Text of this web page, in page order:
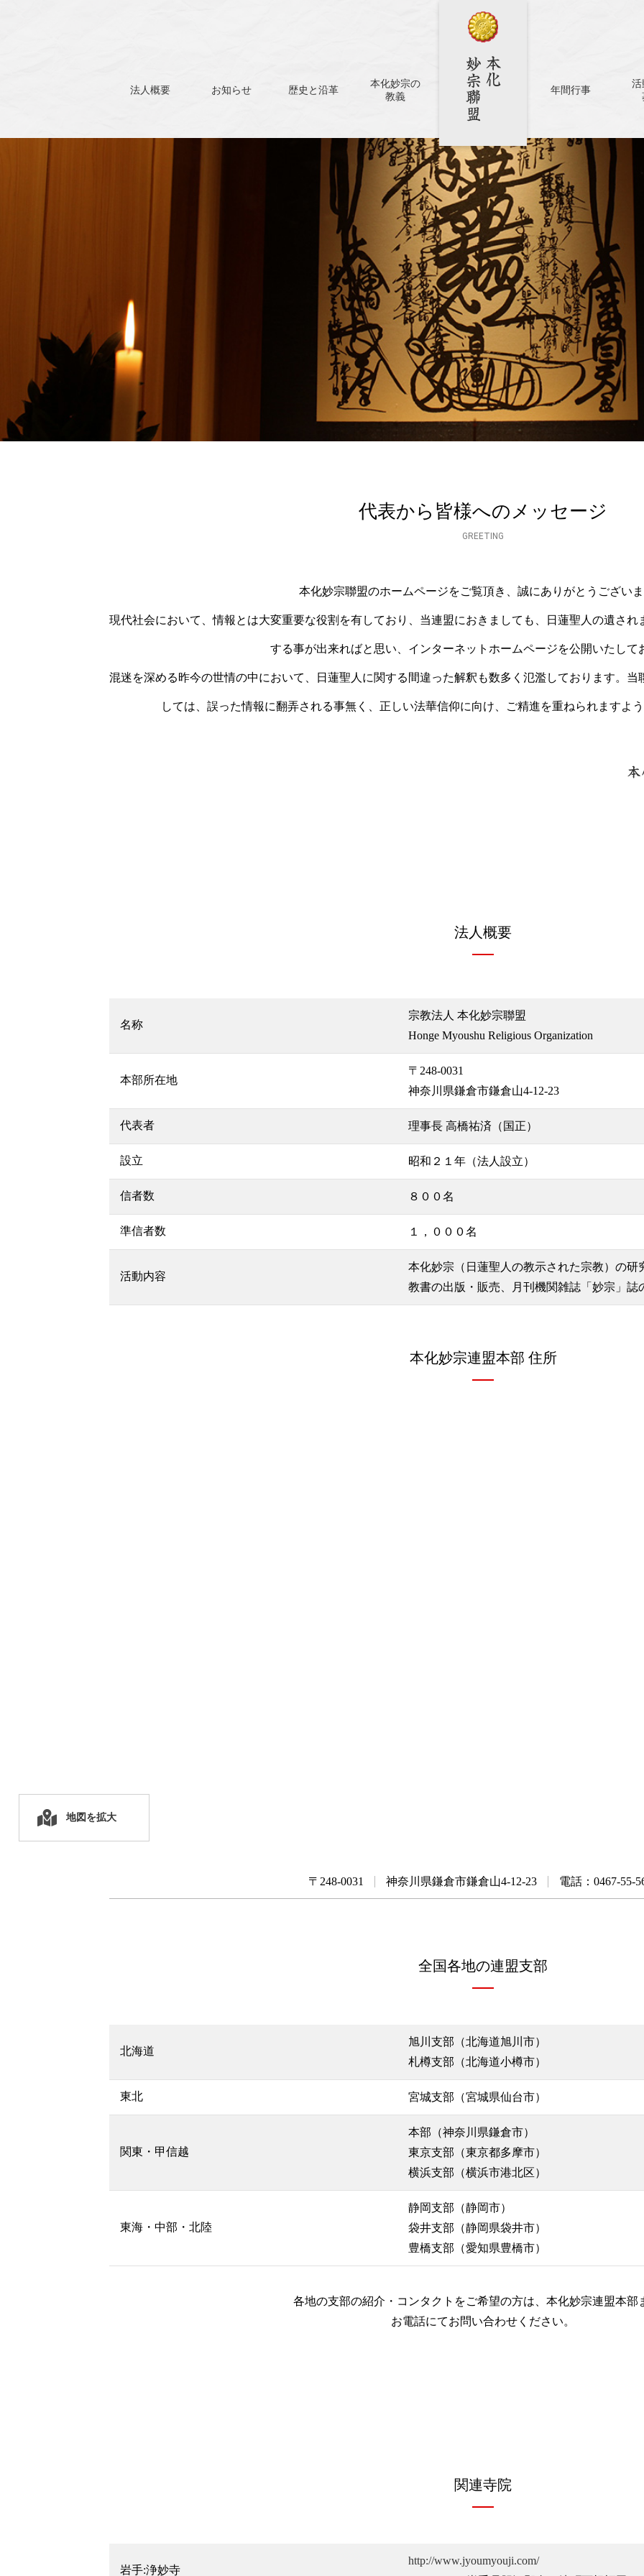
法人概要 お知らせ 歴史と沿革
本化妙宗の
教義
年間行事
活
代表から皆様へのメッセージ
GREETING
本化妙宗聯盟のホームページをご覧頂き、誠にありがとうござい
現代社会において、情報とは大変重要な役割を有しており、当連盟におきましても、日蓮聖人の遺さ
する事が出来ればと思い、インターネットホームページを公開いたして
混迷を深める昨今の世情の中において、日蓮聖人に関する間違った解釈も数多く氾濫しております。
しては、誤った情報に翻弄される事無く、正しい法華信仰に向け、ご精進を重ねられますよ
法人概要
名称
宗教法人 本化妙宗聯盟
Honge Myoushu Religious Organization
本部所在地
〒248-0031
神奈川県鎌倉市鎌倉山4-12-23
代表者 理事長 高橋祐済（国正）
設立 昭和２１年（法人設立）
信者数 ８００名
準信者数 １，０００名
活動内容
本化妙宗（日蓮聖人の教示された宗教）の研
教書の出版・販売、月刊機関雑誌「妙宗」誌
本化妙宗連盟本部 住所
地図を拡大
〒248-0031 神奈川県鎌倉市鎌倉山4-12-23 電話：0467-55-
全国各地の連盟支部
北海道
旭川支部（北海道旭川市）
札樽支部（北海道小樽市）
東北 宮城支部（宮城県仙台市）
関東・甲信越
本部（神奈川県鎌倉市）
東京支部（東京都多摩市）
横浜支部（横浜市港北区）
東海・中部・北陸
静岡支部（静岡市）
袋井支部（静岡県袋井市）
豊橋支部（愛知県豊橋市）
各地の支部の紹介・コンタクトをご希望の方は、 本化妙宗連盟本部
お電話にてお問い合わせください。
関連寺院
岩手:浄妙寺
http://www.jyoumyouji.com/